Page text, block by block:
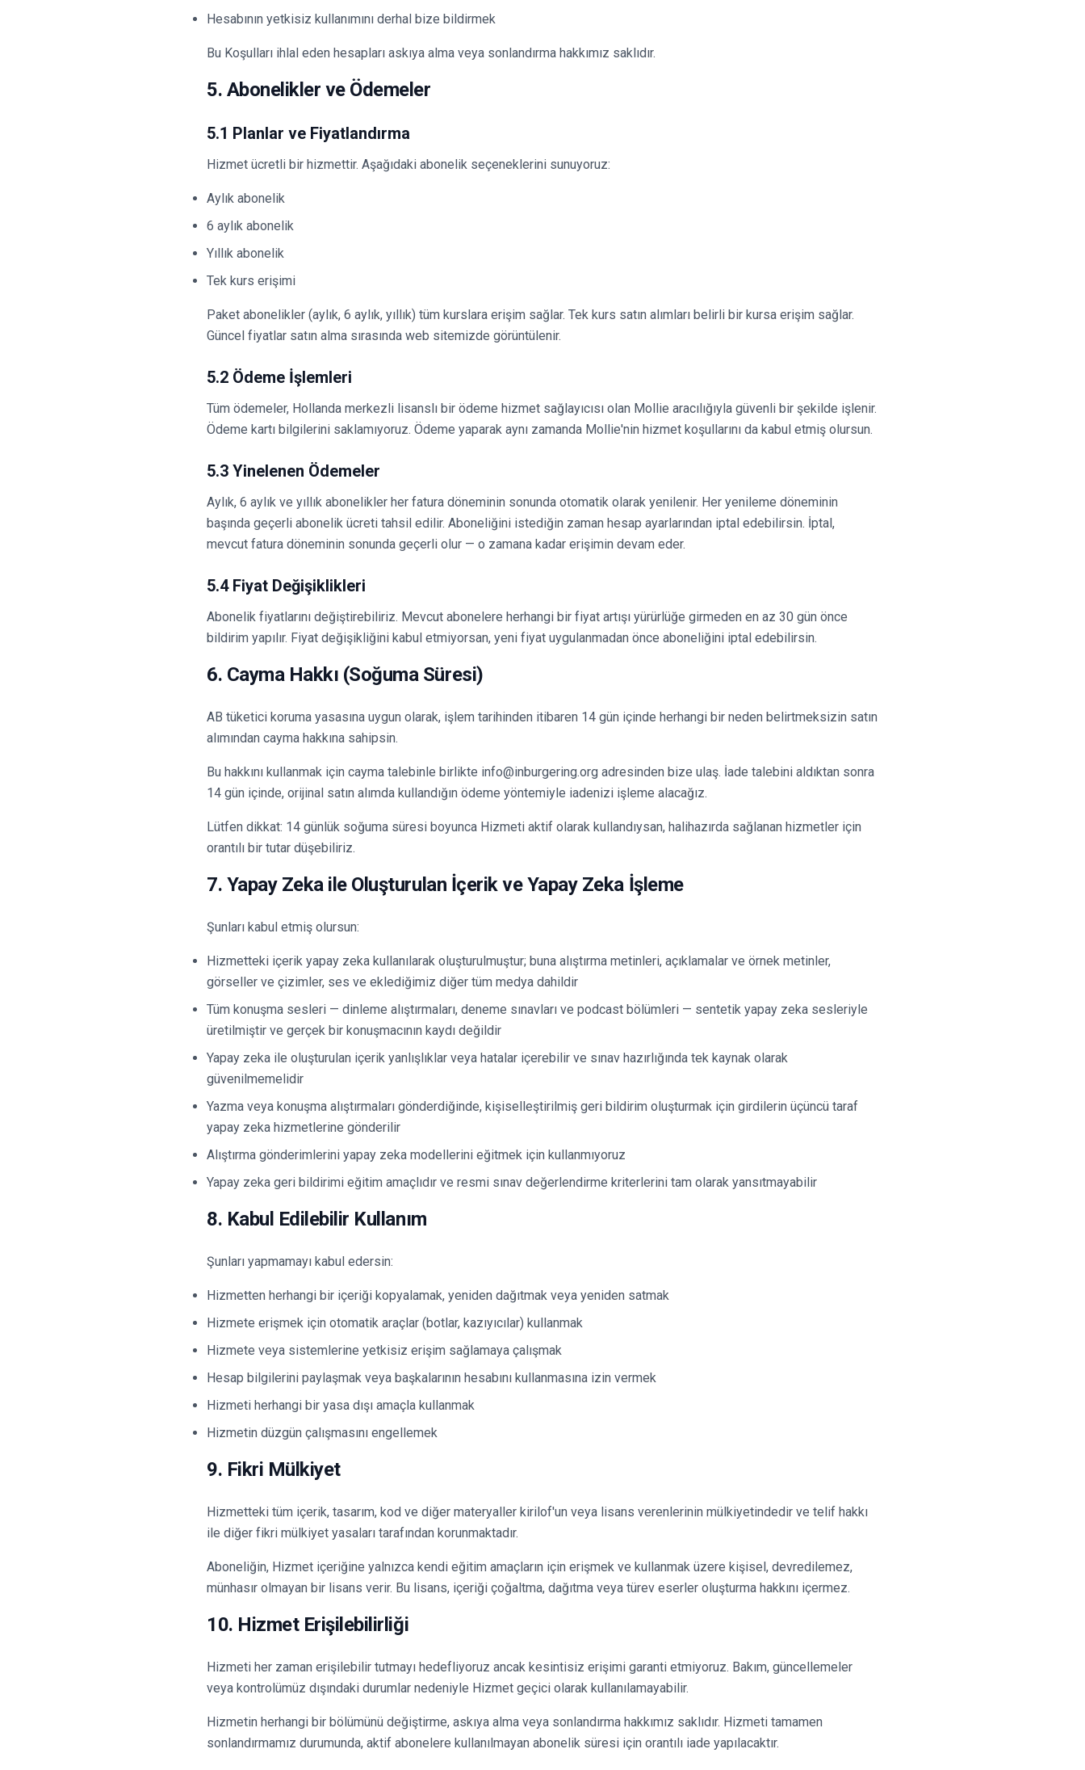
Hesabının yetkisiz kullanımını derhal bize bildirmek
Bu Koşulları ihlal eden hesapları askıya alma veya sonlandırma hakkımız saklıdır.
5. Abonelikler ve Ödemeler
5.1 Planlar ve Fiyatlandırma
Hizmet ücretli bir hizmettir. Aşağıdaki abonelik seçeneklerini sunuyoruz:
Aylık abonelik
6 aylık abonelik
Yıllık abonelik
Tek kurs erişimi
Paket abonelikler (aylık, 6 aylık, yıllık) tüm kurslara erişim sağlar. Tek kurs satın alımları belirli bir kursa erişim sağlar.
Güncel fiyatlar satın alma sırasında web sitemizde görüntülenir.
5.2 Ödeme İşlemleri
Tüm ödemeler, Hollanda merkezli lisanslı bir ödeme hizmet sağlayıcısı olan Mollie aracılığıyla güvenli bir şekilde işlenir.
Ödeme kartı bilgilerini saklamıyoruz. Ödeme yaparak aynı zamanda Mollie'nin hizmet koşullarını da kabul etmiş olursun.
5.3 Yinelenen Ödemeler
Aylık, 6 aylık ve yıllık abonelikler her fatura döneminin sonunda otomatik olarak yenilenir. Her yenileme döneminin
başında geçerli abonelik ücreti tahsil edilir. Aboneliğini istediğin zaman hesap ayarlarından iptal edebilirsin. İptal,
mevcut fatura döneminin sonunda geçerli olur — o zamana kadar erişimin devam eder.
5.4 Fiyat Değişiklikleri
Abonelik fiyatlarını değiştirebiliriz. Mevcut abonelere herhangi bir fiyat artışı yürürlüğe girmeden en az 30 gün önce
bildirim yapılır. Fiyat değişikliğini kabul etmiyorsan, yeni fiyat uygulanmadan önce aboneliğini iptal edebilirsin.
6. Cayma Hakkı (Soğuma Süresi)
AB tüketici koruma yasasına uygun olarak, işlem tarihinden itibaren 14 gün içinde herhangi bir neden belirtmeksizin satın
alımından cayma hakkına sahipsin.
Bu hakkını kullanmak için cayma talebinle birlikte info@inburgering.org adresinden bize ulaş. İade talebini aldıktan sonra
14 gün içinde, orijinal satın alımda kullandığın ödeme yöntemiyle iadenizi işleme alacağız.
Lütfen dikkat: 14 günlük soğuma süresi boyunca Hizmeti aktif olarak kullandıysan, halihazırda sağlanan hizmetler için
orantılı bir tutar düşebiliriz.
7. Yapay Zeka ile Oluşturulan İçerik ve Yapay Zeka İşleme
Şunları kabul etmiş olursun:
Hizmetteki içerik yapay zeka kullanılarak oluşturulmuştur; buna alıştırma metinleri, açıklamalar ve örnek metinler,
görseller ve çizimler, ses ve eklediğimiz diğer tüm medya dahildir
Tüm konuşma sesleri — dinleme alıştırmaları, deneme sınavları ve podcast bölümleri — sentetik yapay zeka sesleriyle
üretilmiştir ve gerçek bir konuşmacının kaydı değildir
Yapay zeka ile oluşturulan içerik yanlışlıklar veya hatalar içerebilir ve sınav hazırlığında tek kaynak olarak
güvenilmemelidir
Yazma veya konuşma alıştırmaları gönderdiğinde, kişiselleştirilmiş geri bildirim oluşturmak için girdilerin üçüncü taraf
yapay zeka hizmetlerine gönderilir
Alıştırma gönderimlerini yapay zeka modellerini eğitmek için kullanmıyoruz
Yapay zeka geri bildirimi eğitim amaçlıdır ve resmi sınav değerlendirme kriterlerini tam olarak yansıtmayabilir
8. Kabul Edilebilir Kullanım
Şunları yapmamayı kabul edersin:
Hizmetten herhangi bir içeriği kopyalamak, yeniden dağıtmak veya yeniden satmak
Hizmete erişmek için otomatik araçlar (botlar, kazıyıcılar) kullanmak
Hizmete veya sistemlerine yetkisiz erişim sağlamaya çalışmak
Hesap bilgilerini paylaşmak veya başkalarının hesabını kullanmasına izin vermek
Hizmeti herhangi bir yasa dışı amaçla kullanmak
Hizmetin düzgün çalışmasını engellemek
9. Fikri Mülkiyet
Hizmetteki tüm içerik, tasarım, kod ve diğer materyaller kirilof'un veya lisans verenlerinin mülkiyetindedir ve telif hakkı
ile diğer fikri mülkiyet yasaları tarafından korunmaktadır.
Aboneliğin, Hizmet içeriğine yalnızca kendi eğitim amaçların için erişmek ve kullanmak üzere kişisel, devredilemez,
münhasır olmayan bir lisans verir. Bu lisans, içeriği çoğaltma, dağıtma veya türev eserler oluşturma hakkını içermez.
10. Hizmet Erişilebilirliği
Hizmeti her zaman erişilebilir tutmayı hedefliyoruz ancak kesintisiz erişimi garanti etmiyoruz. Bakım, güncellemeler
veya kontrolümüz dışındaki durumlar nedeniyle Hizmet geçici olarak kullanılamayabilir.
Hizmetin herhangi bir bölümünü değiştirme, askıya alma veya sonlandırma hakkımız saklıdır. Hizmeti tamamen
sonlandırmamız durumunda, aktif abonelere kullanılmayan abonelik süresi için orantılı iade yapılacaktır.